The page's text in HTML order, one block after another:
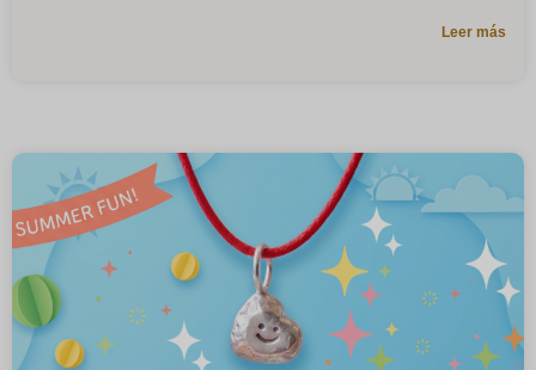
Leer más